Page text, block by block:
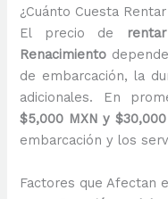
¿Cuánto Cuesta
El precio de
Renacimiento
de embarcación, la
adicionales. En
$5,000 MXN y $30,000
embarcación y los
Factores que Afectan